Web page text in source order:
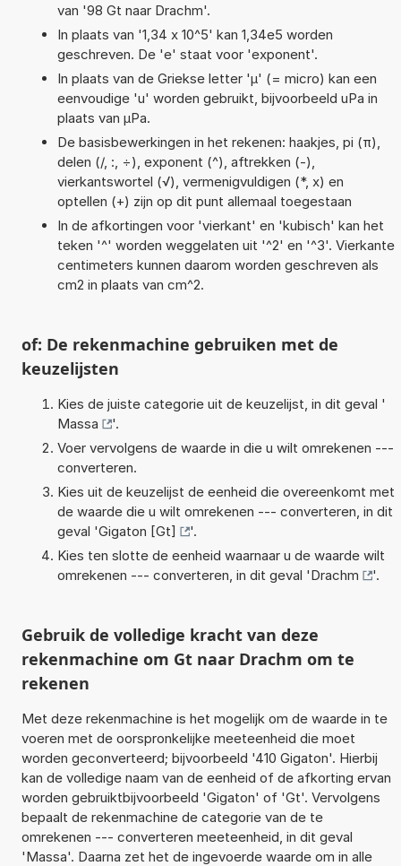
van '98 Gt naar Drachm'.
In plaats van '1,34 x 10^5' kan 1,34e5 worden
geschreven. De 'e' staat voor 'exponent'.
In plaats van de Griekse letter 'µ' (= micro) kan een
eenvoudige 'u' worden gebruikt, bijvoorbeeld uPa in
plaats van µPa.
De basisbewerkingen in het rekenen: haakjes, pi (π),
delen (/, :, ÷), exponent (^), aftrekken (-),
vierkantswortel (√), vermenigvuldigen (*, x) en
optellen (+) zijn op dit punt allemaal toegestaan
In de afkortingen voor 'vierkant' en 'kubisch' kan het
teken '^' worden weggelaten uit '^2' en '^3'. Vierkante
centimeters kunnen daarom worden geschreven als
cm2 in plaats van cm^2.
of: De rekenmachine gebruiken met de
keuzelijsten
Kies de juiste categorie uit de keuzelijst, in dit geval '
Massa
'.
Voer vervolgens de waarde in die u wilt omrekenen ---
converteren.
Kies uit de keuzelijst de eenheid die overeenkomt met
de waarde die u wilt omrekenen --- converteren, in dit
geval 'Gigaton [Gt]
'.
Kies ten slotte de eenheid waarnaar u de waarde wilt
omrekenen --- converteren, in dit geval 'Drachm '.
Gebruik de volledige kracht van deze
rekenmachine om Gt naar Drachm om te
rekenen
Met deze rekenmachine is het mogelijk om de waarde in te
voeren met de oorspronkelijke meeteenheid die moet
worden geconverteerd; bijvoorbeeld '410 Gigaton'. Hierbij
kan de volledige naam van de eenheid of de afkorting ervan
worden gebruiktbijvoorbeeld 'Gigaton' of 'Gt'. Vervolgens
bepaalt de rekenmachine de categorie van de te
omrekenen --- converteren meeteenheid, in dit geval
'Massa'. Daarna zet het de ingevoerde waarde om in alle